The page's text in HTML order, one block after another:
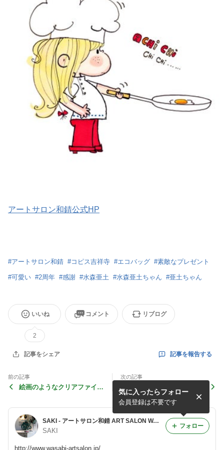
アートサロン和錆公式HP
#アートサロン和錆 #コピス吉祥寺 #エコバッグ #素敵なプレゼント
#可愛い #2周年 #感謝 #水森亜土 #水森亜土ちゃん #亜土ちゃん
いいね
2
コメント リブログ
記事をシェア 記事を報告する
前の記事
絵画のようなクリアファイル
次の記事
ユニクロ吉祥寺店さんにて❗️
SAKI - アートサロン和錆 ART SALON WASABI 徒然ブログ
SAKI
http://www.wasabi-artsalon.jp/
気に入ったらフォロー
会員登録は不要です
フォロー